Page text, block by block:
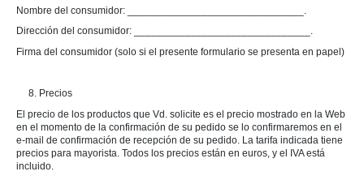
Nombre del consumidor: _______________________________.
Dirección del consumidor: _______________________________.
Firma del consumidor (solo si el presente formulario se presenta en papel)
8. Precios
El precio de los productos que Vd. solicite es el precio mostrado en la Web
en el momento de la confirmación de su pedido se lo confirmaremos en el
e-mail de confirmación de recepción de su pedido. La tarifa indicada tiene
precios para mayorista. Todos los precios están en euros, y el IVA está
incluido.